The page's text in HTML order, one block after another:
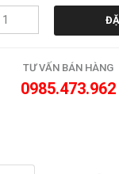
TƯ VẤN BÁN HÀNG
0985.473.962